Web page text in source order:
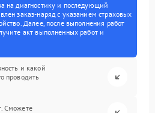
на диагностику и последующий
заказ-наряд с указанием страховых
Далее, после выполнения работ
акт выполненных работ и
и какой
проводить
Сможете